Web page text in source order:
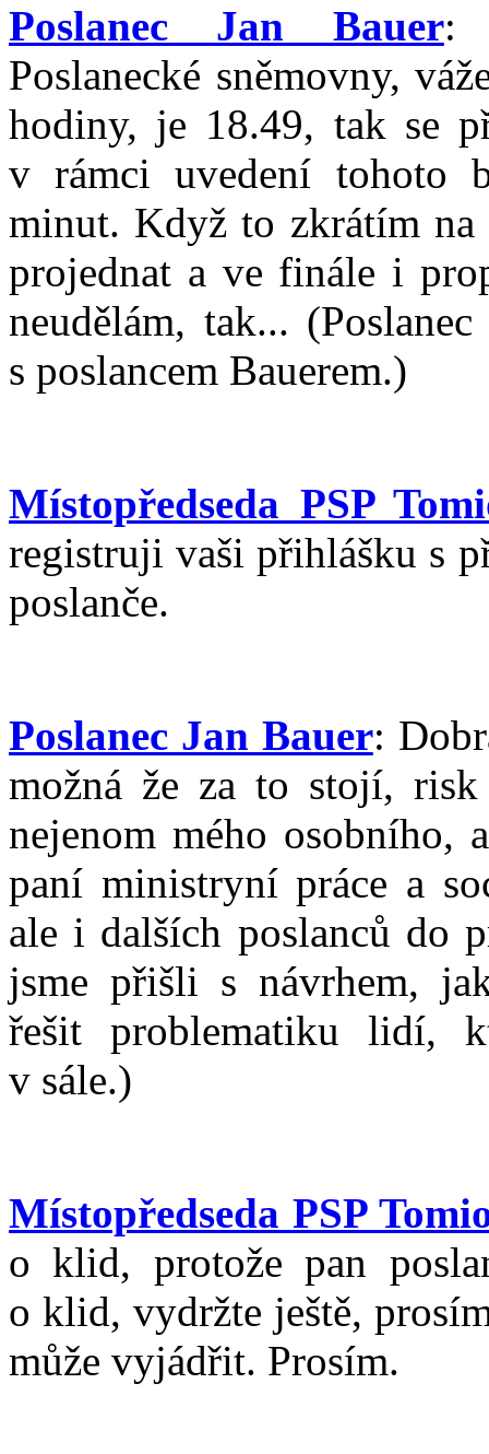
Poslanec Jan Bauer:
Poslanecké sněmovny,
hodiny, je 18.49, tak se
v rámci uvedení tohoto
minut. Když to zkrátím
projednat a ve finále i
neudělám, tak...
s poslancem Bauerem.)
Místopředseda PSP
registruji vaši přihlášku s
poslanče.
Poslanec Jan Bauer:
možná že za to stojí,
nejenom mého osobního,
paní ministryní práce a
ale i dalších poslanců do
jsme přišli s návrhem,
řešit problematiku lidí,
v sále.)
Místopředseda PSP
o klid, protože pan
o klid, vydržte ještě,
může vyjádřit. Prosím.